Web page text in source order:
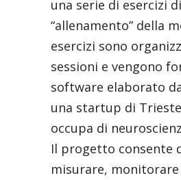
una serie di esercizi di
“allenamento” della
esercizi sono
sessioni e vengono
software elaborato
una startup di
occupa di
Il progetto consente
misurare, monitorare